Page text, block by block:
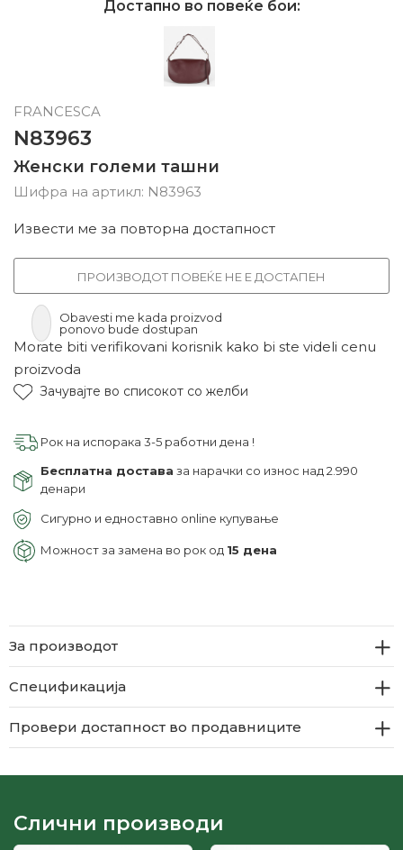
Достапно во повеќе бои:
FRANCESCA
N83963
Женски големи ташни
Шифра на артикл: N83963
Извести ме за повторна достапност
ПРОИЗВОДОТ ПОВЕЌЕ НЕ Е ДОСТАПЕН
Obavesti me kada proizvod
ponovo bude dostupan
Morate biti verifikovani korisnik kako bi ste videli cenu
proizvoda
Зачувајте во списокот со желби
Рок на испорака 3-5 работни дена !
Бесплатна достава за нарачки со износ над 2.990
денари
Сигурно и едноставно online купување
Можност за замена во рок од 15 дена
За производот
Спецификација
Провери достапност во продавниците
Слични производи